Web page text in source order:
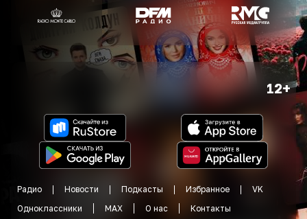
12+
Радио Новости Подкасты Избранное
VK
Одноклассники
MAX О нас Контакты